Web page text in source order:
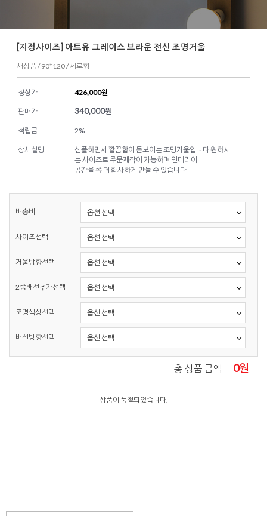
[지정사이즈] 아트유 그레이스 브라운 전신 조명거울
새상품 / 90*120 / 세로형
정상가 426,000원
판매가 340,000원
적립금 2%
상세설명
심플하면서 깔끔함이 돋보이는 조명거울입니다 원하시
는 사이즈로 주문제작이 가능하며 인테리어
공간을 좀 더 화사하게 만들 수 있습니다
배송비
사이즈선택
거울방향선택
2중배선추가선택
조명색상선택
배선방향선택
총 상품 금액 0원
상품이 품절되었습니다.